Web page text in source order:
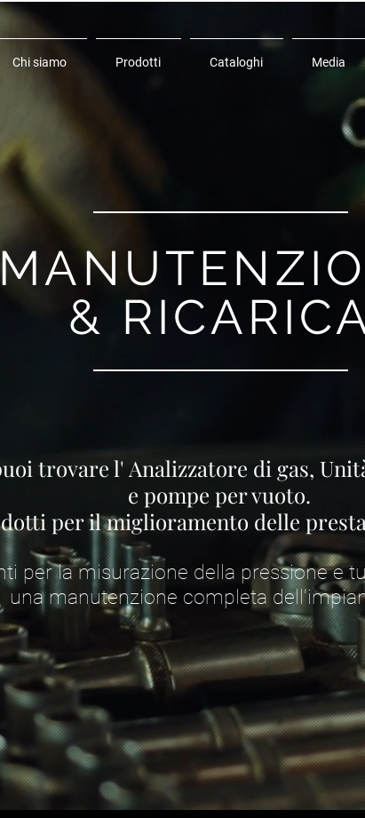
Chi siamo Prodotti Cataloghi Media
&
trovare l' Analizzatore di gas,
e pompe per vuoto.
per il miglioramento delle
per la misurazione della pressione e
una manutenzione completa